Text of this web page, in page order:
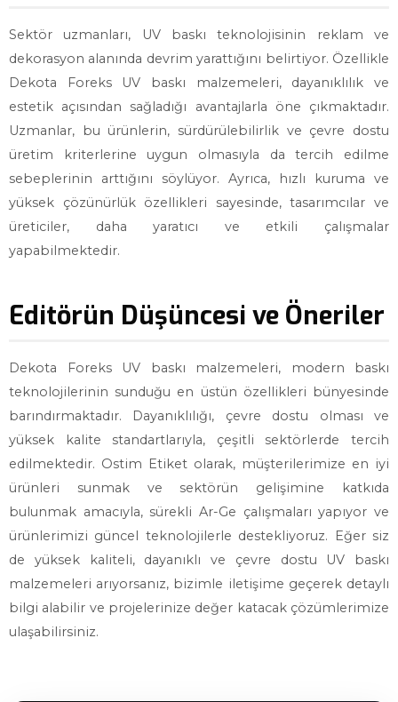
Sektör uzmanları, UV baskı teknolojisinin reklam ve
dekorasyon alanında devrim yarattığını belirtiyor. Özellikle
Dekota Foreks UV baskı malzemeleri, dayanıklılık ve
estetik açısından sağladığı avantajlarla öne çıkmaktadır.
Uzmanlar, bu ürünlerin, sürdürülebilirlik ve çevre dostu
üretim kriterlerine uygun olmasıyla da tercih edilme
sebeplerinin arttığını söylüyor. Ayrıca, hızlı kuruma ve
yüksek çözünürlük özellikleri sayesinde, tasarımcılar ve
üreticiler, daha yaratıcı ve etkili çalışmalar
yapabilmektedir.
Editörün Düşüncesi ve Öneriler
Dekota Foreks UV baskı malzemeleri, modern baskı
teknolojilerinin sunduğu en üstün özellikleri bünyesinde
barındırmaktadır. Dayanıklılığı, çevre dostu olması ve
yüksek kalite standartlarıyla, çeşitli sektörlerde tercih
edilmektedir. Ostim Etiket olarak, müşterilerimize en iyi
ürünleri sunmak ve sektörün gelişimine katkıda
bulunmak amacıyla, sürekli Ar-Ge çalışmaları yapıyor ve
ürünlerimizi güncel teknolojilerle destekliyoruz. Eğer siz
de yüksek kaliteli, dayanıklı ve çevre dostu UV baskı
malzemeleri arıyorsanız, bizimle iletişime geçerek detaylı
bilgi alabilir ve projelerinize değer katacak çözümlerimize
ulaşabilirsiniz.